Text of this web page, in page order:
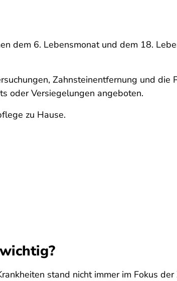
dem 6. Lebensmonat und dem 18.
Zahnsteinentfernung und
oder Versiegelungen angeboten.
zu Hause.
stand nicht immer im Fokus